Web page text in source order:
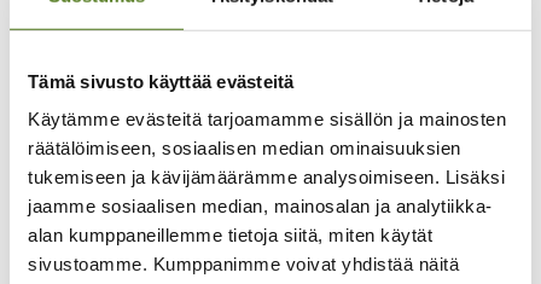
Tämä sivusto käyttää evästeitä
Käytämme evästeitä tarjoamamme sisällön ja mainosten
räätälöimiseen, sosiaalisen median ominaisuuksien
tukemiseen ja kävijämäärämme analysoimiseen. Lisäksi
jaamme sosiaalisen median, mainosalan ja analytiikka-
alan kumppaneillemme tietoja siitä, miten käytät
sivustoamme. Kumppanimme voivat yhdistää näitä
Säännöt ja päätöksenteko
Liittokokous 2026
Hallitus
Vaikuttaminen ja yhteistyö
Kansallinen vaikuttaminen
Vaikean epilepsian diagnostiikan ja hoidon
kansallinen koordinaatio
Yhteistyöverkostot
Vaalivaikuttaminen
Kansainvälinen yhteistyö
Yritysyhteistyö